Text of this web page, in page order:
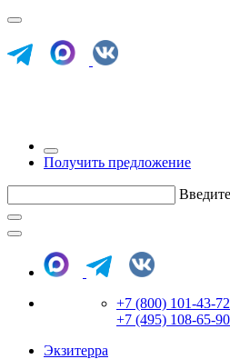
Получить предложение
+7 (800) 101-43-72
+7 (495) 108-65-90
Экзитерра